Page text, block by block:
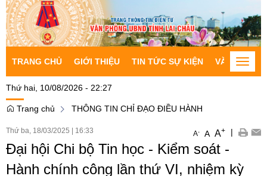
TRANG CHỦ GIỚI THIỆU TIN TỨC SỰ KIỆN VĂN BẢNToggle
Thứ hai, 10/08/2026 - 22:27
Trang chủ THÔNG TIN CHỈ ĐẠO ĐIỀU HÀNH
Thứ ba, 18/03/2025 16:33 A- A A+ |
Đại hội Chi bộ Tin học - Kiểm soát -
Hành chính công lần thứ VI, nhiệm kỳ